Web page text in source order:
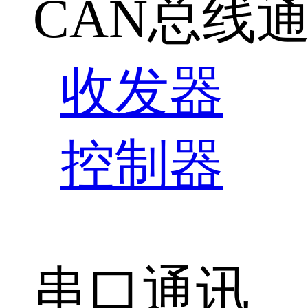
CAN总线
收发器
控制器
串口通讯